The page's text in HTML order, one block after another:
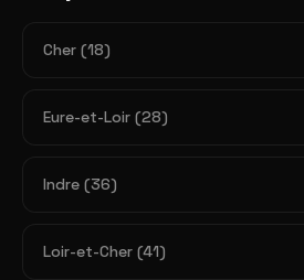
Cher (18)
Eure-et-Loir (28)
Indre (36)
Loir-et-Cher (41)